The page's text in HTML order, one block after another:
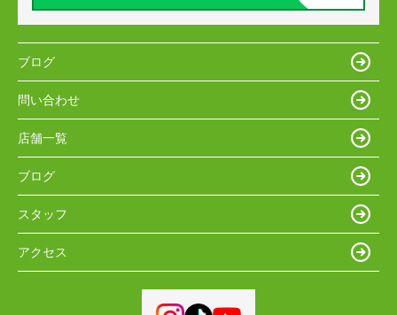
ブログ
問い合わせ
店舗一覧
ブログ
スタッフ
アクセス